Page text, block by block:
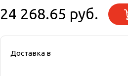
24 268.65 руб.
Доставка в